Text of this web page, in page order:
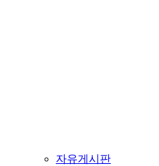
자유게시판